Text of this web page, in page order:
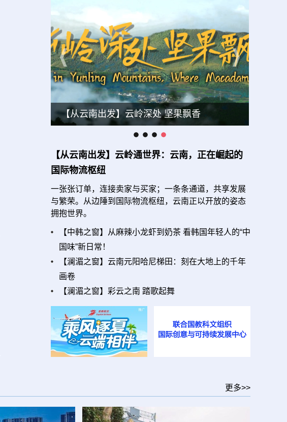
【从云南出发】云岭深处 坚果飘香
【从云南出发】云岭通世界：云南，正在崛起的
国际物流枢纽
一张张订单，连接卖家与买家；一条条通道，共享发展
与繁荣。从边陲到国际物流枢纽，云南正以开放的姿态
拥抱世界。
【中韩之窗】从麻辣小龙虾到奶茶 看韩国年轻人的“中
国味”新日常！
【澜湄之窗】云南元阳哈尼梯田：刻在大地上的千年
画卷
【澜湄之窗】彩云之南 踏歌起舞
更多>>